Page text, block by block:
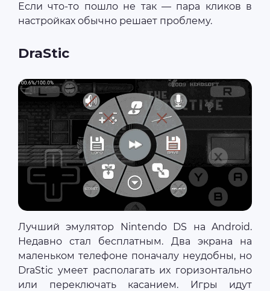
Если что-то пошло не так — пара кликов в
настройках обычно решает проблему.
DraStic
Лучший эмулятор Nintendo DS на Android.
Недавно стал бесплатным. Два экрана на
маленьком телефоне поначалу неудобны, но
DraStic умеет располагать их горизонтально
или переключать касанием. Игры идут